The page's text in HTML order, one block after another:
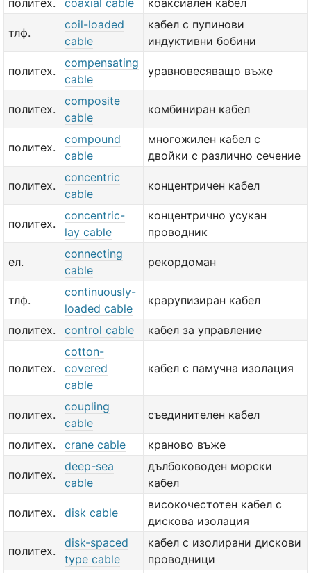
политех. coaxial cable коаксиален кабел
тлф.
coil-loaded
cable
кабел с пупинови
индуктивни бобини
политех.
compensating
cable
уравновесяващо въже
политех.
composite
cable
комбиниран кабел
политех.
compound
cable
многожилен кабел с
двойки с различно сечение
политех.
concentric
cable
концентричен кабел
политех.
concentric-
lay cable
концентрично усукан
проводник
ел.
connecting
cable
рекордоман
тлф.
continuously-
loaded cable
крарупизиран кабел
политех. control cable кабел за управление
политех.
cotton-
covered
cable
кабел с памучна изолация
политех.
coupling
cable
съединителен кабел
политех. crane cable краново въже
политех.
deep-sea
cable
дълбоководен морски
кабел
политех. disk cable
високочестотен кабел с
дискова изолация
политех.
disk-spaced
type cable
кабел с изолирани дискови
проводници